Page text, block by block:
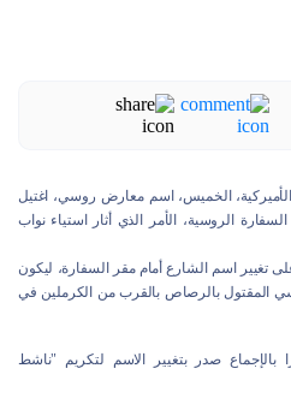
الخميس، اسم معارض روسي، اغتيل
الروسية، الأمر الذي أثار استياء نواب
اسم الشارع أمام مقر السفارة، ليكون
المقتول بالرصاص بالقرب من الكرملين في
صدر بتغيير الاسم لتكريم "ناشط